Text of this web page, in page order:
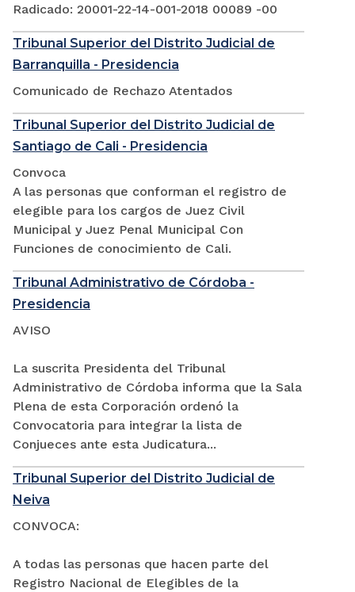
Radicado: 20001-22-14-001-2018 00089 -00
Tribunal Superior del Distrito Judicial de
Barranquilla - Presidencia
Comunicado de Rechazo Atentados
Tribunal Superior del Distrito Judicial de
Santiago de Cali - Presidencia
Convoca
A las personas que conforman el registro de
elegible para los cargos de Juez Civil
Municipal y Juez Penal Municipal Con
Funciones de conocimiento de Cali.
Tribunal Administrativo de Córdoba -
Presidencia
AVISO
La suscrita Presidenta del Tribunal
Administrativo de Córdoba informa que la Sala
Plena de esta Corporación ordenó la
Convocatoria para integrar la lista de
Conjueces ante esta Judicatura...
Tribunal Superior del Distrito Judicial de
Neiva
CONVOCA:
A todas las personas que hacen parte del
Registro Nacional de Elegibles de la